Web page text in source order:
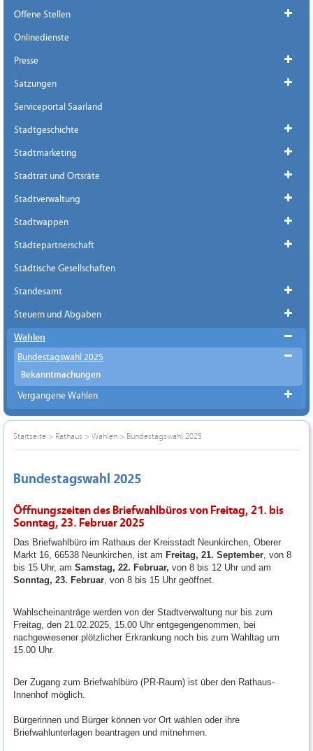
Offene Stellen
Onlinedienste
Presse
Satzungen
Serviceportal Saarland
Stadtgeschichte
Stadtmarketing
Stadtrat und Ortsräte
Stadtverwaltung
Stadtwappen
Städtepartnerschaft
Städtische Gesellschaften
Standesamt
Steuern und Abgaben
Wahlen
Bundestagswahl 2025
Bekanntmachungen
Vergangene Wahlen
Startseite > Rathaus > Wahlen > Bundestagswahl 2025
Bundestagswahl 2025
Öffnungszeiten des Briefwahlbüros von Freitag, 21. bis
Sonntag, 23. Februar 2025
Das Briefwahlbüro im Rathaus der Kreisstadt Neunkirchen, Oberer
Markt 16, 66538 Neunkirchen, ist am Freitag, 21. September , von 8
bis 15 Uhr, am Samstag, 22. Februar, von 8 bis 12 Uhr und am
Sonntag, 23. Februar , von 8 bis 15 Uhr geöffnet.
Wahlscheinanträge werden von der Stadtverwaltung nur bis zum
Freitag, den 21.02.2025, 15.00 Uhr entgegengenommen, bei
nachgewiesener plötzlicher Erkrankung noch bis zum Wahltag um
15.00 Uhr.
Der Zugang zum Briefwahlbüro (PR-Raum) ist über den Rathaus-
Innenhof möglich.
Bürgerinnen und Bürger können vor Ort wählen oder ihre
Briefwahlunterlagen beantragen und mitnehmen.